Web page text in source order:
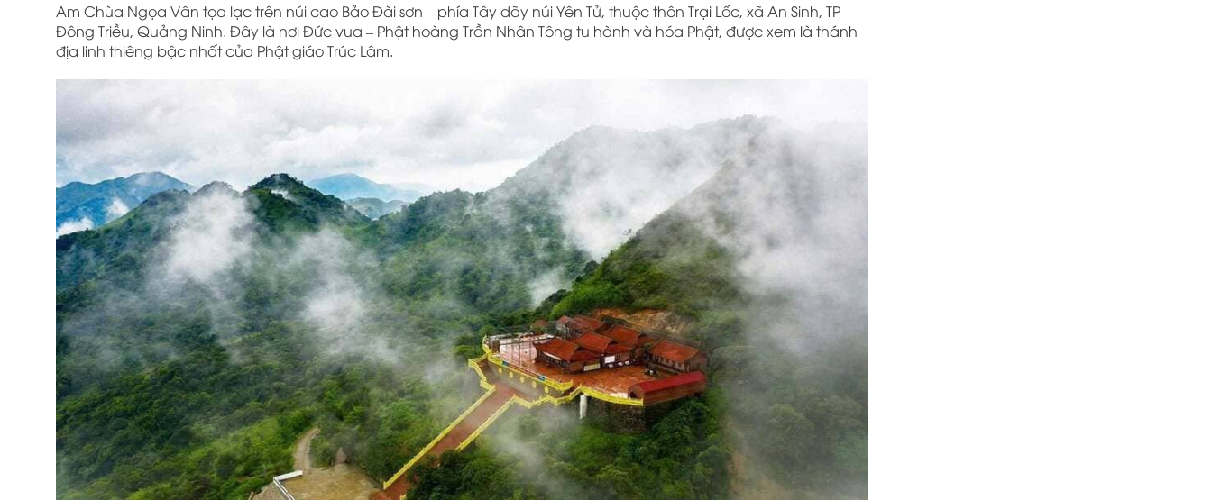
Am Chùa Ngọa Vân tọa lạc trên núi cao Bảo Đài sơn – phía Tây dãy núi Yên Tử, thuộc thôn Trại Lốc, xã An Sinh, TP
Đông Triều, Quảng Ninh. Đây là nơi Đức vua – Phật hoàng Trần Nhân Tông tu hành và hóa Phật, được xem là thánh
địa linh thiêng bậc nhất của Phật giáo Trúc Lâm.